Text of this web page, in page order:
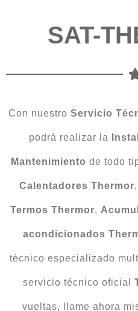
SAT-
Con nuestro Servicio
podrá realizar la
Mantenimiento de todo
Calentadores Thermor,
Termos Thermor,
acondicionados
técnico especializado
servicio técnico oficial
vueltas, llame ahora